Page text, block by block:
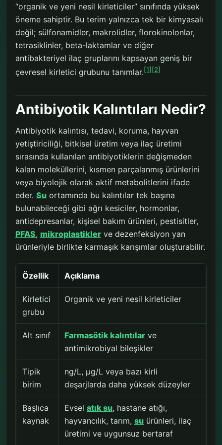
“organik ve yeni nesil kirleticiler” sınıfında yüksek
öneme sahiptir. Bu terim yalnızca tek bir kimyasalı
değil; sülfonamidler, makrolidler, florokinolonlar,
tetrasiklinler, beta-laktamlar ve diğer
antibakteriyel ilaç gruplarını kapsayan geniş bir
çevresel kirletici grubunu tanımlar.[1] [2]
Antibiyotik Kalıntıları Nedir?
Antibiyotik kalıntısı, tedavi, koruma, hayvan
yetiştiriciliği, bitkisel üretim veya ilaç üretimi
sırasında kullanılan antibiyotiklerin değişmeden
kalan moleküllerini, kısmen parçalanmış ürünlerini
veya biyolojik olarak aktif metabolitlerini ifade
eder. Su ortamında bu kalıntılar tek başına
bulunabileceği gibi ağrı kesiciler, hormonlar,
antidepresanlar, kişisel bakım ürünleri, pestisitler,
PFAS, mikroplastikler ve dezenfeksiyon yan
ürünleriyle birlikte karmaşık karışımlar oluşturabilir.
Özellik Açıklama
Kirletici
grubu
Organik ve yeni nesil kirleticiler
Alt sınıf Farmasötik kalıntılar ve
antimikrobiyal bileşikler
Tipik
birim
ng/L, µg/L veya bazı kirli
deşarjlarda daha yüksek düzeyler
Başlıca
kaynak
Evsel atık su, hastane atığı,
hayvancılık, tarım, su ürünleri, ilaç
üretimi ve uygunsuz bertaraf